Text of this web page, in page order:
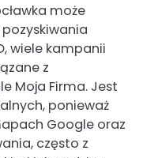
może
wiele kampanii
z
Moja Firma. Jest
ponieważ
Google oraz
często z